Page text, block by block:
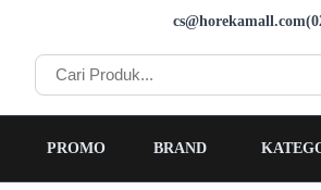
cs@horekamall.com
PROMO BRAND